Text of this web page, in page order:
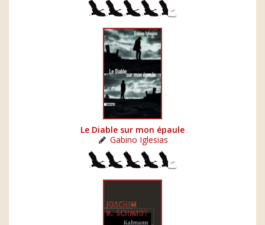
Le Diable sur mon épaule
Gabino Iglesias